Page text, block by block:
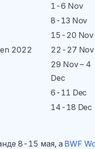
1-6 Nov
8-13 Nov
15-20 Nov
2022 22-27 Nov
29 Nov – 4
Dec
6-11 Dec
14-18 Dec
8-15 мая, а BWF